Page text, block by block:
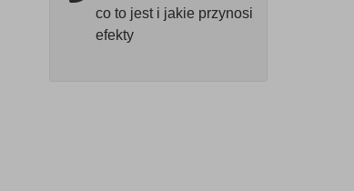
co to jest i jakie przynosi
efekty